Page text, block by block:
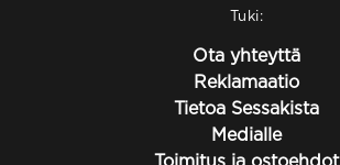
Tuki:
Ota yhteyttä
Reklamaatio
Tietoa Sessakista
Medialle
Toimitus ja ostoehdot